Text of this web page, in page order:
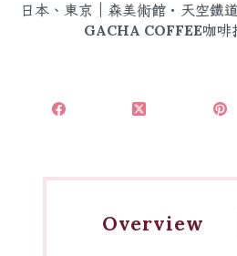
日本、東京｜森美術館・天空鐵
GACHA COFFEE咖啡
Overview